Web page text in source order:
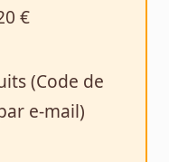
€
(Code de
e-mail)